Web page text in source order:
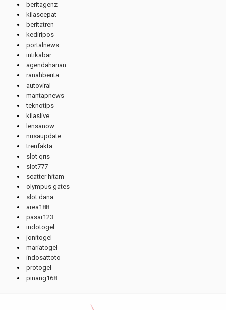
beritagenz
kilascepat
beritatren
kediripos
portalnews
intikabar
agendaharian
ranahberita
autoviral
mantapnews
teknotips
kilaslive
lensanow
nusaupdate
trenfakta
slot qris
slot777
scatter hitam
olympus gates
slot dana
area188
pasar123
indotogel
jonitogel
mariatogel
indosattoto
protogel
pinang168